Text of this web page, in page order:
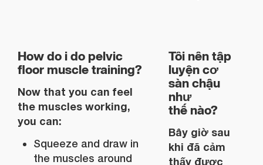
How do i do pelvic
floor muscle training?
Now that you can feel
the muscles working,
you can:
Squeeze and draw in
the muscles around
Tôi nên tập
luyện cơ
sàn chậu
như
thế nào?
Bây giờ sau
khi đã cảm
thấy được